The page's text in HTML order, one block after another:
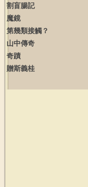
割盲腸記
魔鏡
第幾類接觸？
山中傳奇
奇蹟
贈斯義桂